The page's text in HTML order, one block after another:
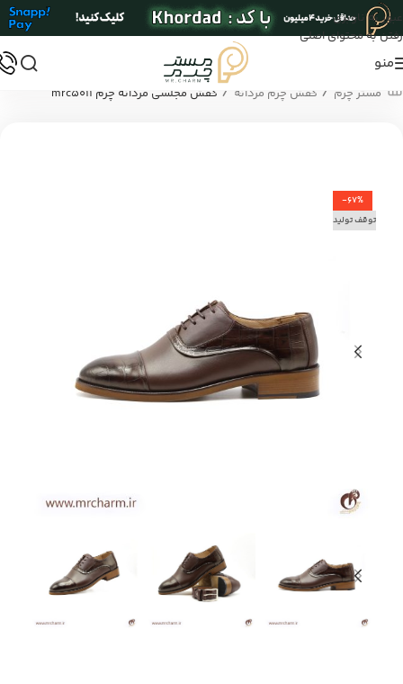
عبور به ناوبری
رفتن به محتوای اصلی
منو
مستر چرم / کفش چرم مردانه / کفش مجلسی مردانه چرم mrc5011
-67%
توقف تولید